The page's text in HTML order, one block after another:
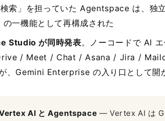
索」を担っていた Agentspace は、独
一機能として再構成された
Studio が同時発表。ノーコードで AI
/ Meet / Chat / Asana / Jira /
、Gemini Enterprise の入り口として開
Vertex AI と Agentspace — Vertex AI は